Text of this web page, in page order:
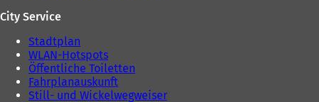
City Service
Stadtplan
WLAN-Hotspots
Öffentliche Toiletten
Fahrplanauskunft
Still- und Wickelwegweiser